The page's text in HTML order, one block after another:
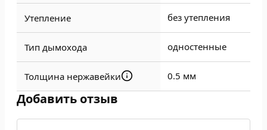
Утепление без утепления
Тип дымохода одностенные
Толщина нержавейки 0.5 мм
Добавить отзыв